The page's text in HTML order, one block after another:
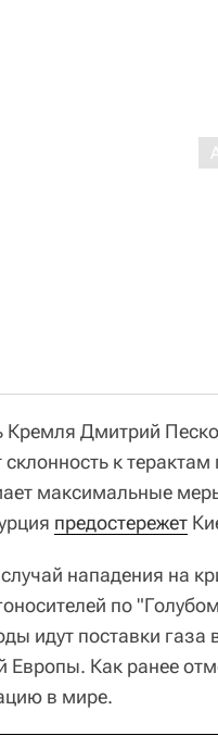
Кремля Дмитрий
склонность к
максимальные
предостережет
нападения на
по
идут поставки
Европы. Как ранее
в мире.